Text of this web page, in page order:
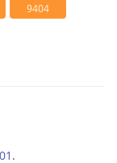
9404
.